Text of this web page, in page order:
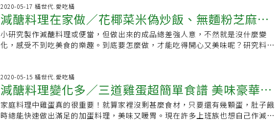
夜的活動，每天活動後都會再次進行身心狀態量測，看到血壓和脈搏微降，似乎
開始了解何謂森林的療癒力。百場森林療癒活動現正報名中林業保育署表示，森
林療癒是在優質且完善規劃的森林環境中，透過森林療癒師的引導，讓參與者運
用身體的五感體驗自然，吸收芬多精，感受森林生命力，藉由療癒活動與森林環
境深度結合，達到穩定血壓、提升免疫力、調節自律神經等預防保健效果，同時
價值與生物多樣性保育的認同。林業保育署正與各領域有意發展森林療癒業務之
公私部門共同合作，由認證森林療癒師設計帶領一年百場以上的森林療癒活動，
開放企業員工、醫護人員、樂齡長者及一般民眾報名付費體驗，有興趣者可至台
灣山林悠遊網報名：https://recreation.forest.gov.tw/Event/ForestTherapy
負離子存起來！百條步道秘笈延伸閱讀專家簡文仁推薦登山步道！走入山林享受
不輟，甚至當起了youtuber、拍影片分享手藝、傳遞蔬食理念。拒絕一成不變 每
次做菜都像新的創作愛做菜也愛請人吃飯，尤其喜歡看到別人吃得開心的表情，
是她最大樂趣。談起料理的啟蒙，則要回溯到王培仁的成長時光。戰後遷台物資
短缺，出身富裕的母親，即使沒錢也會想方設法給小孩做點心吃。「她會用配給
難得有一顆桂圓，就小心翼翼地剝開外殼，一小口一小口地嗅聞、品嚐」，而這
些飲食的記憶與味道，也成為她日後崇尚食物原味的養分。懂吃是家庭養成的，
而會煮則是自己練就出來。結婚生子後，天天張羅三餐、幫先生小孩帶便當，一
般職業婦女覺得辛苦的差事，王培仁卻樂此不疲，在預算有限下，甚至還想著每
天如何變化菜色。「個性使然吧，我就是討厭一成不變。」「請朋友吃飯時，沒
在調理機中，加入所有調味料，繼續攪打混合均勻。4.取一平底鍋，倒入橄欖油
（材料分量外），利用湯匙挖取攪打好的肉泥並塑型入鍋，以中小火慢慢煎至微
焦，待底部變白、稍呈金黃色就可翻面。5.將雞肉丸每一面都煎熟即可盛盤享
用。Tips 可以淋上自製青醬享用。圈媽的超市減醣料理2：如何自製青醬使用九
層塔取代甜羅勒，再搭配松子，香氣更盛。自製青醬可搭配各式餐點，與肉類、
起司粉 5g、黑胡椒粉 0.5g、玫瑰鹽 0.5g、橄欖油 50ml、檸檬汁 10ml● 作法1.
將九層塔洗淨晾乾。2.將九層塔、蒜頭、松子、起司粉、黑胡椒粉、玫瑰鹽放入
調理機中，大致打碎。3.將橄欖油分2∼3次加入調理機中，繼續攪打均勻。4.最後
加入檸檬汁攪打均勻。檸檬汁可幫助穩定顏色，讓色澤更好看。5.裝入密封罐
歐陸作法串籤明蝦真的超級台，台到我以為在熱炒店，原來都是胡椒惹得禍，只
差不用剝殼吮指，不然我就要點罐可樂乾杯了。當我還在捉摸這種熟悉又陌生口
感的同時，隱約感覺有人靠近，回頭一看，果然Jimmy主廚帶著他的招牌笑眼熱
情和我打招呼，突然閃過一個念頭，還沒吃主餐就看到他，下道菜一定不簡單。
兒不關我的事嘛，但絕對不能放過法國三大頂級美食之一（鵝肝、松露、魚子
醬），好滿足當一回”偽上流人”的小小心願。短短幾秒鐘的時間，像看了一場
松露雪，優雅地包裹著雞肉，讓純淨肉質多了點貴氣和特殊香氣。魚蝦壓軸意猶
未盡乾煎馬頭魚作法不稀奇，但用分子料理手法把馬鈴薯澱粉下鍋炸到像碎米
香，這就很有趣了。想要讓海味完全釋放，海藻醬和粉紅胡椒的確加分但不搶
飲的限量系列，包括「白蘭氏養蔘烏龍」及「白蘭氏養蔘蜜金桔」，推出後受好
評，其實，自己在家也可DIY，不只養蔘飲，活顏馥莓飲、葉黃素精華飲等，都可
與氣泡水、新鮮果汁、優格、沙拉等搭配。●「莓」到冒泡的「寶石紅」風味飲
將含維生素E、五種莓果精華及專利認證葡萄子萃取物，以及葡萄子多酚、原花青
素的活顏馥莓飲，倒入清爽的氣泡水，並搭配檸檬片。●酸甜可口的「粉紅蜜柚
日清涼特調輕鬆飲。●夢幻「神秘紫」風味特調飲選用含有維他命E、莓類黑鑽石
黑醋栗、葉黃素與玉米黃素等的葉黃素精華飲，搭配喜愛的莓果與氣泡水、少許
檸檬汁等一起調和。●撞色藝術「繽品」輕食先將新鮮水果打成果汁，再將果汁
混合養蔘飲－冰糖燉梨、蜂蜜及適量冰塊，打成冰沙後即可倒入杯中，加上簡單
2020-05-17 橘世代.愛吃橘
減醣料理在家做／花椰菜米偽炒飯、無麵粉芝麻葉
披薩
小研究製作減醣料理或便當，但做出來的成品總差強人意，不然就是沒什麼變
化，感受不到吃美食的樂趣。到底要怎麼做，才能吃得開心又美味呢？研究料理
也學得會喔！【減醣料理第一道：花椰菜米偽炒飯】●份量：4人份●材料：白花
椰菜1個、紫花椰菜50g、竹薑20g、青蔥2支、洋蔥1/2個、水果紅甜椒1/2個、椰
子油2大匙、雞蛋2個、蒟蒻米150g●調味料：海鹽適量●做法：1.將白花椰菜、
紫花椰菜清洗乾淨，瀝乾水分，花序先分切成小朵，再切碎，莖幹部位削去外部
硬皮，也切碎；使其看起來像白米飯一樣， 稱之為「花椰菜米」。花椰菜米需先
2020-05-15 橘世代.愛吃橘
減醣料理變化多／三道雞蛋超簡單食譜 美味豪華又
飽足
家庭料理中雞蛋真的很重要！就算家裡沒剩甚麼食材，只要還有幾顆蛋，肚子餓
時總能快速做出滿足的加蛋料理，美味又暖胃。現在許多上班族也想自己作減醣